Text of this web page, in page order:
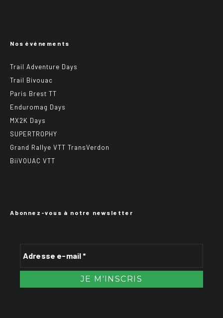
Nos événements
Trail Adventure Days
Trail Bivouac
Paris Brest TT
Enduromag Days
MX2K Days
SUPERTROPHY
Grand Rallye VTT TransVerdon
BiiVOUAC VTT
Abonnez-vous à notre newsletter